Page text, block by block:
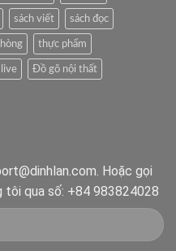
sách viết sách đọc
thực phẩm
Đồ gõ nội thất
Hoặc gọi
tôi qua số: +84 983824028